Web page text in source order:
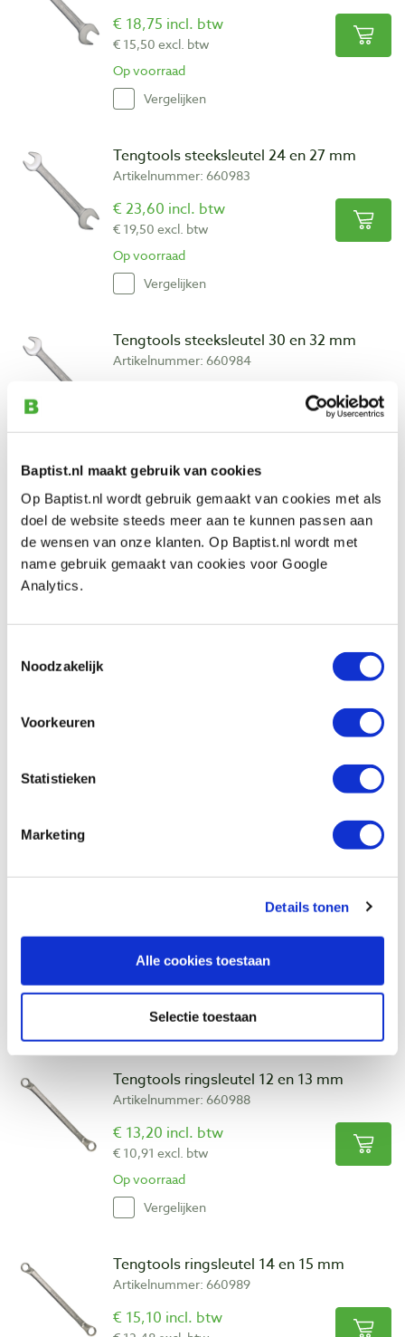
Baptist.nl maakt gebruik van cookies
Op Baptist.nl wordt gebruik gemaakt van cookies met als
doel de website steeds meer aan te kunnen passen aan
de wensen van onze klanten. Op Baptist.nl wordt met
name gebruik gemaakt van cookies voor Google
Analytics.
Noodzakelijk
Voorkeuren
Statistieken
Marketing
Details tonen
Alle cookies toestaan
Selectie toestaan
€ 18,75 incl. btw
€ 15,50 excl. btw
Op voorraad
Vergelijken
Tengtools steeksleutel 24 en 27 mm
Artikelnummer: 660983
€ 23,60 incl. btw
€ 19,50 excl. btw
Op voorraad
Vergelijken
Tengtools steeksleutel 30 en 32 mm
Artikelnummer: 660984
Vergelijken
Tengtools ringsleutel 6 en 7 mm
Artikelnummer: 660985
€ 10,15 incl. btw
Op voorraad
€ 10,95 excl. btw
Op voorraad
Vergelijken
Tengtools ringsleutel 12 en 13 mm
Artikelnummer: 660988
€ 13,20 incl. btw
€ 10,91 excl. btw
Op voorraad
Vergelijken
Tengtools ringsleutel 14 en 15 mm
Artikelnummer: 660989
€ 15,10 incl. btw